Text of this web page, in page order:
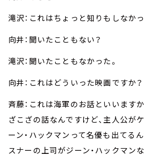
滝沢：これはちょっと知りもしなかっ
向井：聞いたこともない？
滝沢：聞いたこともなかった。
向井：これはどういった映画ですか？
斉藤：これは海軍のお話といいます
ざこざの話なんですけど、主人公が
ーン・ハックマンって名優も出てるん
スナーの上司がジーン・ハックマン